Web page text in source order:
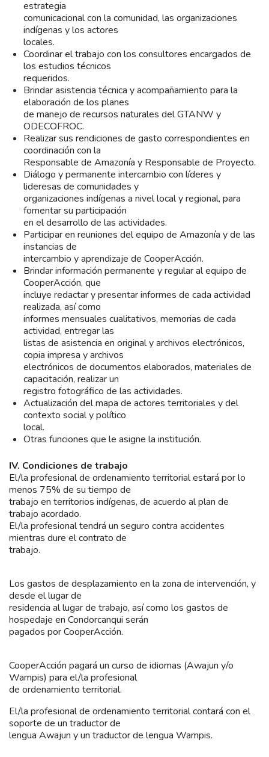
estrategia
comunicacional con la comunidad, las organizaciones
indígenas y los actores
locales.
Coordinar el trabajo con los consultores encargados de
los estudios técnicos
requeridos.
Brindar asistencia técnica y acompañamiento para la
elaboración de los planes
de manejo de recursos naturales del GTANW y
ODECOFROC.
Realizar sus rendiciones de gasto correspondientes en
coordinación con la
Responsable de Amazonía y Responsable de Proyecto.
Diálogo y permanente intercambio con líderes y
lideresas de comunidades y
organizaciones indígenas a nivel local y regional, para
fomentar su participación
en el desarrollo de las actividades.
Participar en reuniones del equipo de Amazonía y de las
instancias de
intercambio y aprendizaje de CooperAcción.
Brindar información permanente y regular al equipo de
CooperAcción, que
incluye redactar y presentar informes de cada actividad
realizada, así como
informes mensuales cualitativos, memorias de cada
actividad, entregar las
listas de asistencia en original y archivos electrónicos,
copia impresa y archivos
electrónicos de documentos elaborados, materiales de
capacitación, realizar un
registro fotográfico de las actividades.
Actualización del mapa de actores territoriales y del
contexto social y político
local.
Otras funciones que le asigne la institución.
IV. Condiciones de trabajo
El/la profesional de ordenamiento territorial estará por lo
menos 75% de su tiempo de
trabajo en territorios indígenas, de acuerdo al plan de
trabajo acordado.
El/la profesional tendrá un seguro contra accidentes
mientras dure el contrato de
trabajo.
Los gastos de desplazamiento en la zona de intervención, y
desde el lugar de
residencia al lugar de trabajo, así como los gastos de
hospedaje en Condorcanqui serán
pagados por CooperAcción.
CooperAcción pagará un curso de idiomas (Awajun y/o
Wampis) para el/la profesional
de ordenamiento territorial.
El/la profesional de ordenamiento territorial contará con el
soporte de un traductor de
lengua Awajun y un traductor de lengua Wampis.